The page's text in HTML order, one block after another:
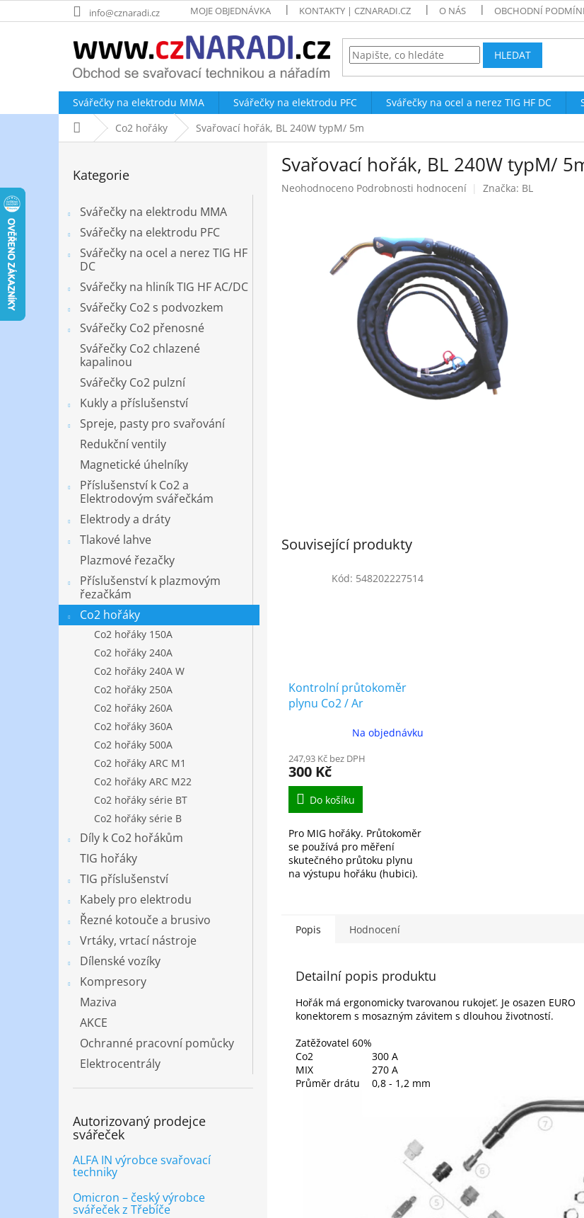
na
info@cznaradi.cz MOJE OBJEDNÁVKA KONTAKTY | CZNARADI.CZ O NÁS OBCHODNÍ
HLEDAT
Svářečky na elektrodu MMA Svářečky na elektrodu PFC Svářečky na ocel a nerez TIG HF DC
Domů Co2 hořáky Svařovací hořák, BL 240W typM/ 5m
kategorie
Kategorie
Svářečky na elektrodu MMA
Svářečky na elektrodu PFC
Svářečky na ocel a nerez TIG HF
DC
Svářečky na hliník TIG HF AC/DC
Svářečky Co2 s podvozkem
Svářečky Co2 přenosné
Svářečky Co2 chlazené
kapalinou
Svářečky Co2 pulzní
Kukly a příslušenství
Spreje, pasty pro svařování
Redukční ventily
Magnetické úhelníky
Příslušenství k Co2 a
Elektrodovým svářečkám
Elektrody a dráty
Tlakové lahve
Plazmové řezačky
Příslušenství k plazmovým
řezačkám
Co2 hořáky
Co2 hořáky 150A
Co2 hořáky 240A
Co2 hořáky 240A W
Co2 hořáky 250A
Co2 hořáky 260A
Co2 hořáky 360A
Co2 hořáky 500A
Co2 hořáky ARC M1
Co2 hořáky ARC M22
Co2 hořáky série BT
Co2 hořáky série B
Díly k Co2 hořákům
TIG hořáky
TIG příslušenství
Kabely pro elektrodu
Řezné kotouče a brusivo
Vrtáky, vrtací nástroje
Dílenské vozíky
Kompresory
Maziva
AKCE
Ochranné pracovní pomůcky
Elektrocentrály
Autorizovaný prodejce
svářeček
ALFA IN výrobce svařovací
techniky
Omicron – český výrobce
svářeček z Třebíče
Svařovací hořák, BL 240W typM/
Průměrné
Neohodnoceno Podrobnosti hodnocení Značka: BL
Související produkty
Kontrolní průtokoměr
plynu Co2 / Ar
Na objednávku
247,93 Kč bez DPH
300 Kč
Do košíku
Pro MIG hořáky. Průtokoměr
se používá pro měření
skutečného průtoku plynu
na výstupu hořáku (hubici).
Kód: 548202227514
Popis Hodnocení
Detailní popis produktu
Hořák má ergonomicky tvarovanou rukojeť. Je osazen EURO
konektorem s mosazným závitem s dlouhou životností.
Zatěžovatel 60%
Co2
300 A
MIX
270 A
Průměr drátu
0,8 - 1,2 mm